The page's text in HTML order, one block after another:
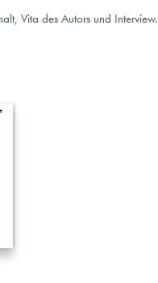
Vita des Autors und Interview.